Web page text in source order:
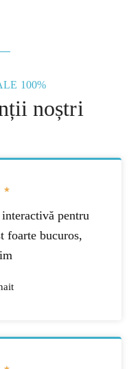
100%
noștri
★
pentru
foarte bucuros,